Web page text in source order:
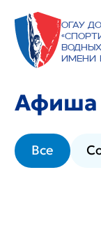
ОГАУ ДО
имени
Афиша
Все